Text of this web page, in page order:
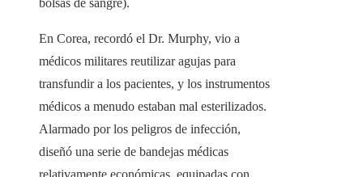
bolsas de sangre).
En Corea, recordó el Dr. Murphy, vio a
médicos militares reutilizar agujas para
transfundir a los pacientes, y los instrumentos
médicos a menudo estaban mal esterilizados.
Alarmado por los peligros de infección,
diseñó una serie de bandejas médicas